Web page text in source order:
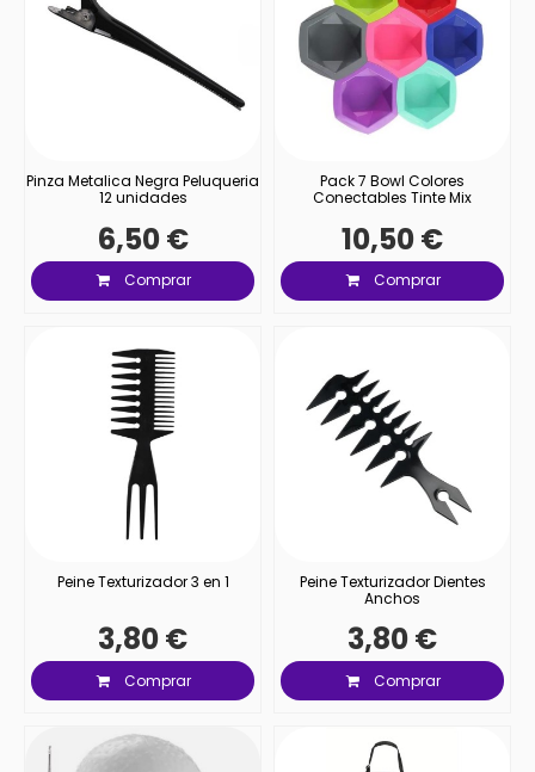
Pinza Metalica Negra Peluqueria
12 unidades
6,50 €
Comprar
Pack 7 Bowl Colores
Conectables Tinte Mix
10,50 €
Comprar
Peine Texturizador 3 en 1
3,80 €
Comprar
Peine Texturizador Dientes
Anchos
3,80 €
Comprar